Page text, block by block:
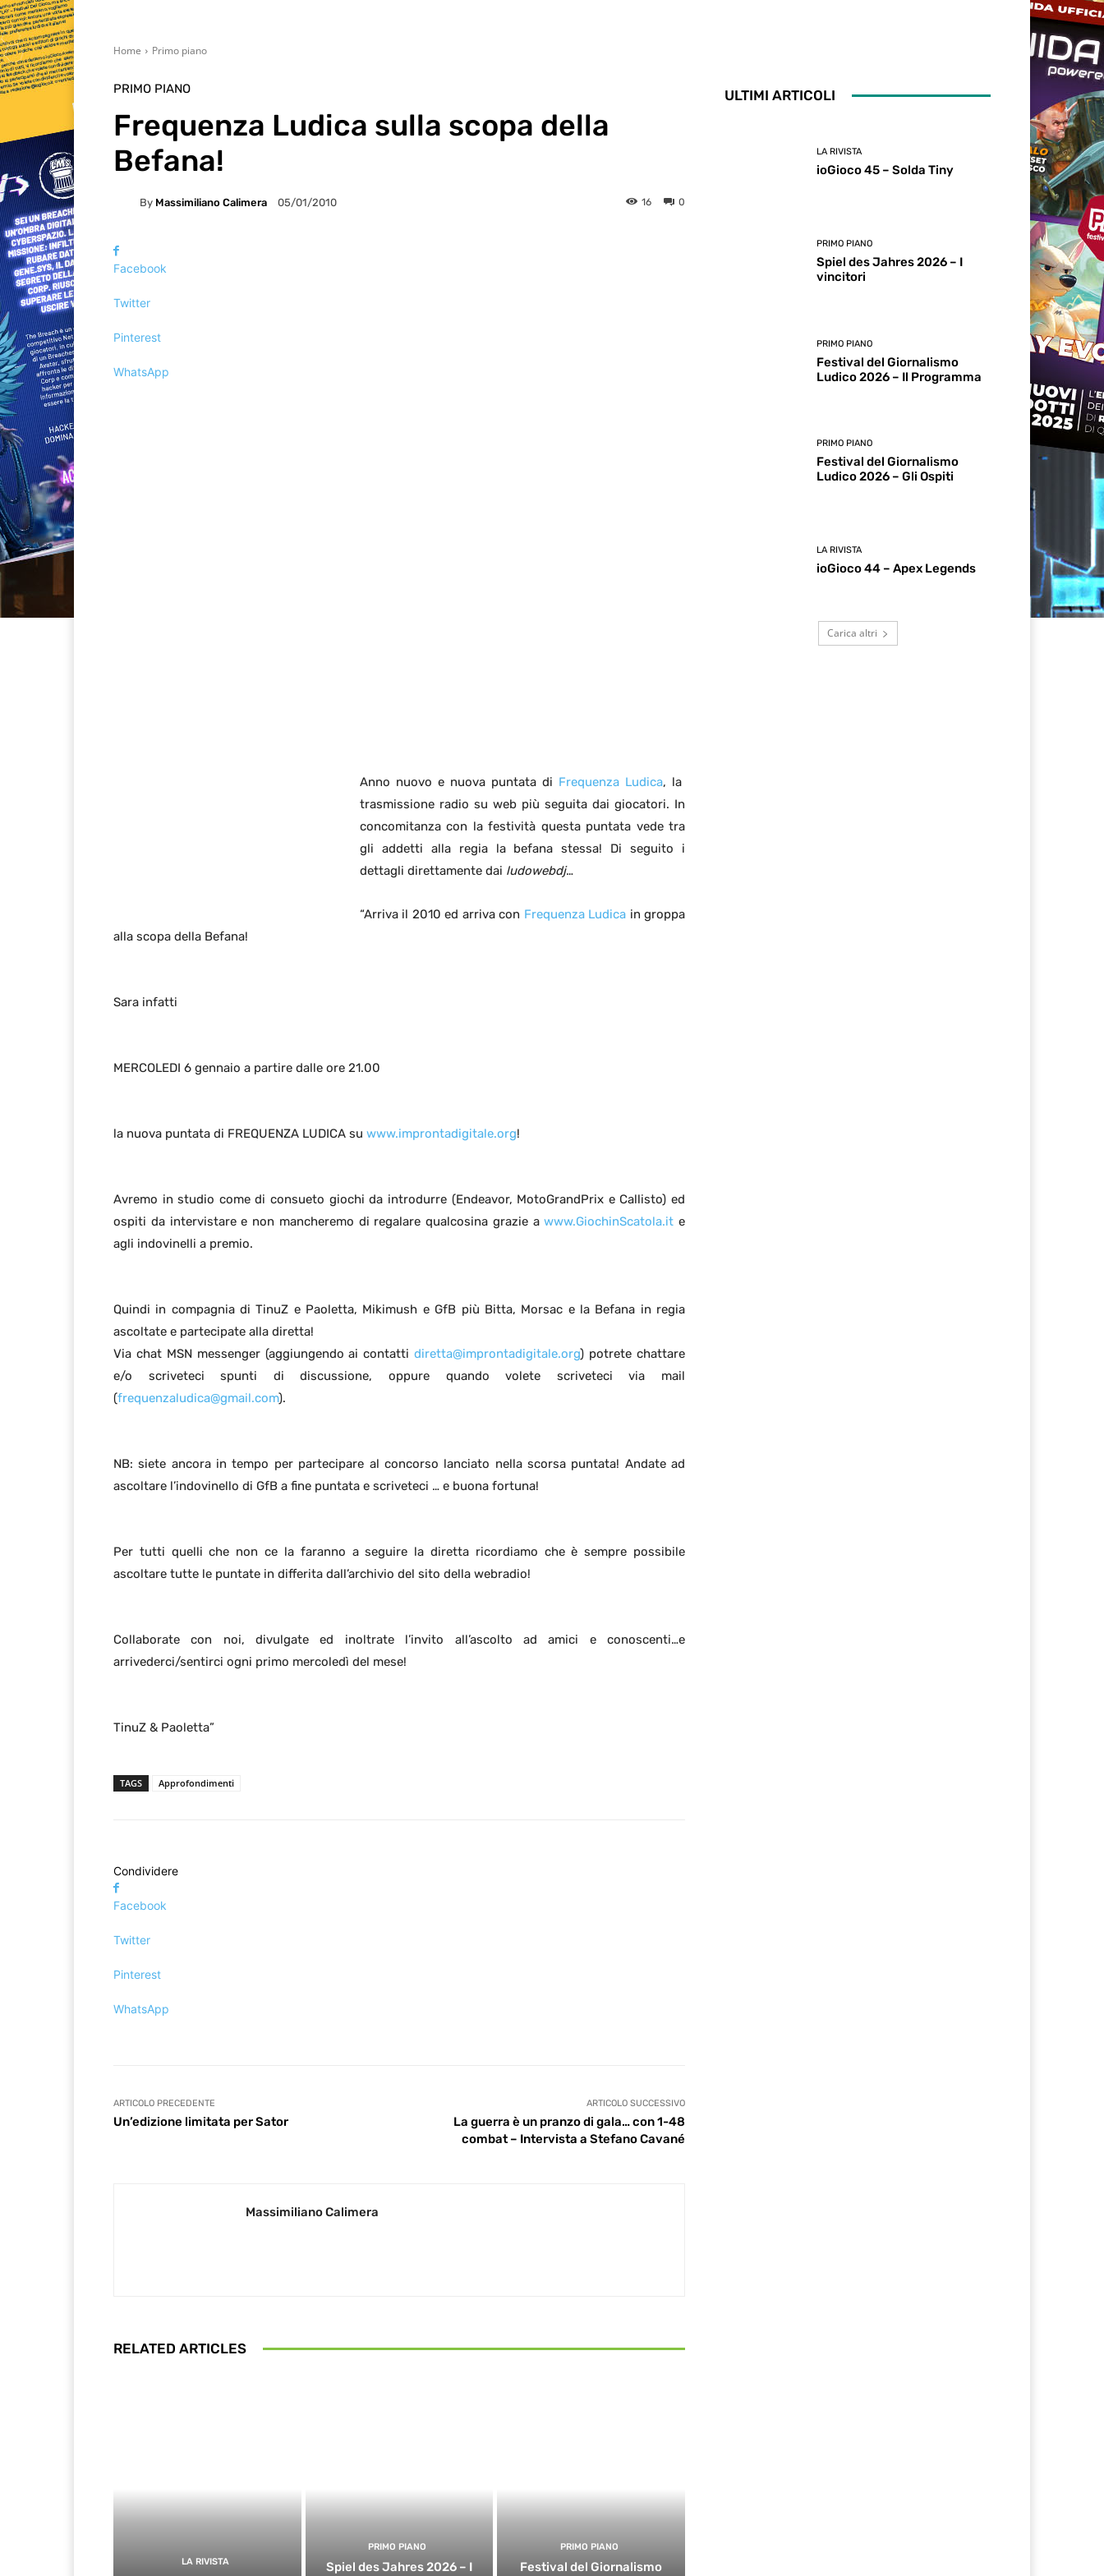
Home Primo piano
PRIMO PIANO
Frequenza Ludica sulla scopa della
Befana!
By Massimiliano Calimera 05/01/2010 0
16
Facebook
Twitter
Pinterest
WhatsApp
Anno nuovo e nuova puntata di Frequenza Ludica, la
trasmissione radio su web più seguita dai giocatori. In
concomitanza con la festività questa puntata vede tra
gli addetti alla regia la befana stessa! Di seguito i
dettagli direttamente dai ludowebdj…
“Arriva il 2010 ed arriva con Frequenza Ludica in groppa
alla scopa della Befana!
Sara infatti
MERCOLEDI 6 gennaio a partire dalle ore 21.00
la nuova puntata di FREQUENZA LUDICA su www.improntadigitale.org!
Avremo in studio come di consueto giochi da introdurre (Endeavor, MotoGrandPrix e Callisto) ed
ospiti da intervistare e non mancheremo di regalare qualcosina grazie awww.GiochinScatola.it e
agli indovinelli a premio.
Quindi in compagnia di TinuZ e Paoletta, Mikimush e GfB più Bitta, Morsac e la Befana in regia
ascoltate e partecipate alla diretta!
Via chat MSN messenger (aggiungendo ai contattidiretta@improntadigitale.org) potrete chattare
e/o scriveteci spunti di discussione, oppure quando volete scriveteci via mail
(frequenzaludica@gmail.com).
NB: siete ancora in tempo per partecipare al concorso lanciato nella scorsa puntata! Andate ad
ascoltare l’indovinello di GfB a fine puntata e scriveteci … e buona fortuna!
Per tutti quelli che non ce la faranno a seguire la diretta ricordiamo che è sempre possibile
ascoltare tutte le puntate in differita dall’archivio del sito della webradio!
Collaborate con noi, divulgate ed inoltrate l’invito all’ascolto ad amici e conoscenti…e
arrivederci/sentirci ogni primo mercoledì del mese!
TinuZ & Paoletta”
TAGS Approfondimenti
Condividere
Facebook
Twitter
Pinterest
WhatsApp
ARTICOLO PRECEDENTE
Un’edizione limitata per Sator
ARTICOLO SUCCESSIVO
La guerra è un pranzo di gala… con 1-48
combat – Intervista a Stefano Cavané
Massimiliano Calimera
RELATED ARTICLES
LA RIVISTA
PRIMO PIANO
Spiel des Jahres 2026 – I
PRIMO PIANO
Festival del Giornalismo
ULTIMI ARTICOLI
LA RIVISTA
ioGioco 45 – Solda Tiny
PRIMO PIANO
Spiel des Jahres 2026 – I
vincitori
PRIMO PIANO
Festival del Giornalismo
Ludico 2026 – Il Programma
PRIMO PIANO
Festival del Giornalismo
Ludico 2026 – Gli Ospiti
LA RIVISTA
ioGioco 44 – Apex Legends
Carica altri